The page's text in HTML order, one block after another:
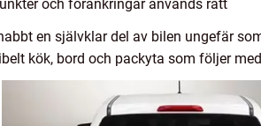
och förankringar används rätt
en självklar del av bilen ungefär
kök, bord och packyta som följer